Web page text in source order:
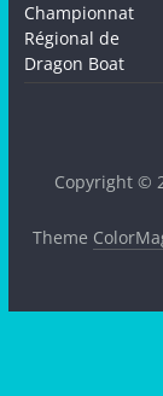
Championnat
Régional de
Dragon Boat
Copyright ©
Theme